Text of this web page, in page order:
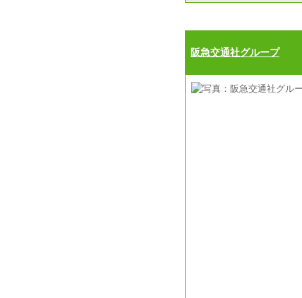
阪急交通社グループ